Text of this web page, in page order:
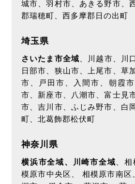
当ウェブサイトでは、広告配信
プログラムを利用し、特定のサ
ターゲティング広告（サイト閲
にユーザーの興味・関心にあわ
る広告手法）を行っております
ーのサイト訪問履歴情報を採取
使用しています（ただし、個人
るような情報は一切含まれてお
広告配信事業者は 当該Cookieを
を配信します。この広告の無効
ーザーは 広告配信事業者のオプ
アクセスして、Cookie の使用を
城市、羽村市、あきる野市、
郡瑞穂町、西多摩郡日の出町
埼玉県
さいたま市全域 、川越市、川
日部市、狭山市、上尾市、草
市、戸田市、入間市、朝霞
市、新座市、八潮市、富士見
市、吉川市、ふじみ野市、白
町、北葛飾郡松伏町
神奈川県
横浜市全域、川崎市全域 、
模原市中央区、 相模原市南区